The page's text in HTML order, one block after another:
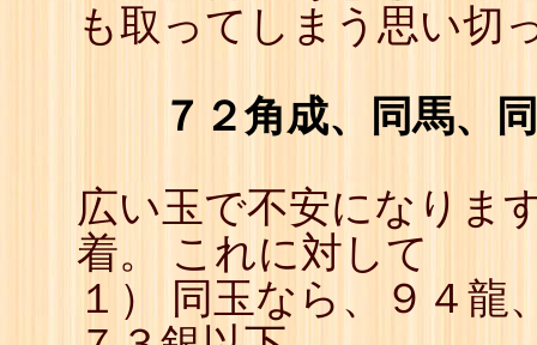
も取ってしまう思い切
７２角成、同馬、
広い玉で不安になりま
着。 これに対して
１） 同玉なら、９４龍